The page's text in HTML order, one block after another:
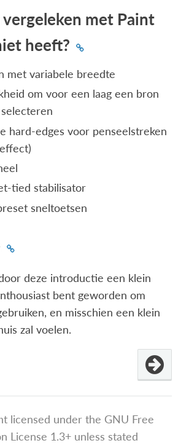
met Paint
heeft?
met variabele breedte
om voor een laag een bron
hard-edges voor penseelstreken
tied stabilisator
sneltoetsen
deze introductie een klein
bent geworden om
en misschien een klein
zal voelen.
licensed under the GNU Free
License 1.3+ unless stated